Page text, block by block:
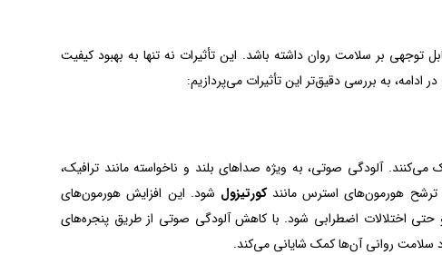
توجهی بر سلامت روان داشته باشد. این تأثیرات نه تنها به بهبود کیفیت
ادامه، به بررسی دقیق‌تر این تأثیرات می‌پردازیم:
آلودگی صوتی، به ویژه صداهای بلند و ناخواسته مانند ترافیک،
هورمون‌های استرس مانندکورتیزول شود. این افزایش هورمون‌های
اختلالات اضطرابی شود. با کاهش آلودگی صوتی از طریق پنجره‌های
سلامت روانی آن‌ها کمک شایانی می‌کند.